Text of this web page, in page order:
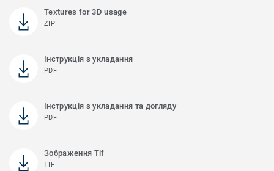
Textures for 3D usage
ZIP
Інструкція з укладання
PDF
Інструкція з укладання та догляду
PDF
Зображення Tif
TIF